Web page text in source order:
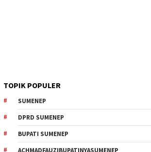
TOPIK POPULER
SUMENEP
DPRD SUMENEP
BUPATI SUMENEP
ACHMADFAUZIBUPATINYASUMENEP